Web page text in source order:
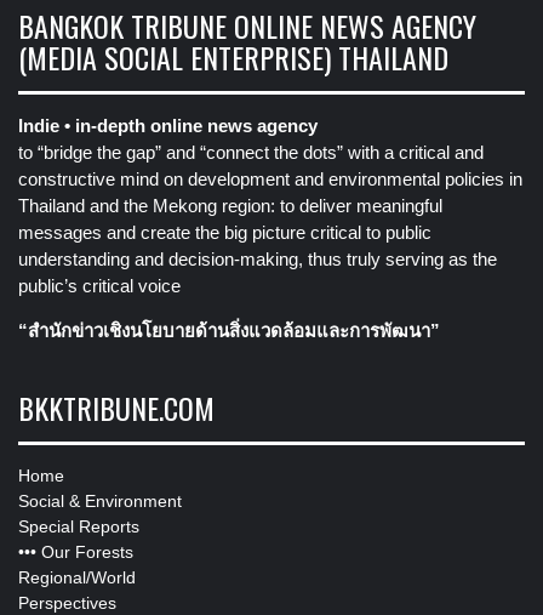
BANGKOK TRIBUNE ONLINE NEWS AGENCY
(MEDIA SOCIAL ENTERPRISE) THAILAND
Indie • in-depth online news agency
to “bridge the gap” and “connect the dots” with a critical and
constructive mind on development and environmental policies in
Thailand and the Mekong region: to deliver meaningful
messages and create the big picture critical to public
understanding and decision-making, thus truly serving as the
public’s critical voice
“สำนักข่าวเชิงนโยบายด้านสิ่งแวดล้อมและการพัฒนา”
BKKTRIBUNE.COM
Home
Social & Environment
Special Reports
••• Our Forests
Regional/World
Perspectives